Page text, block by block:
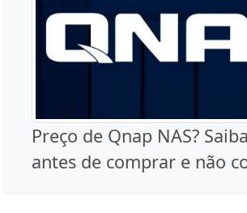
Preço de Qnap NAS?
antes de comprar e não